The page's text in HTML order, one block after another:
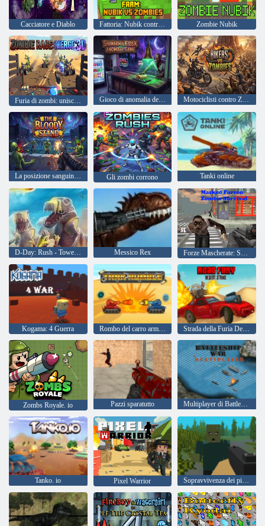
Cacciatore e Diablo Fattoria: Nubik contro gli zombi Zombie Nubik
Gioco di anomalia del chiosco Shawarma Motociclisti contro Zombies
La posizione sanguinaria Gli zombi corrono Tanki online
D-Day: Rush - Tower Defense Messico Rex Forze Mascherate: Sopravvivenza Zombie
Kogama: 4 Guerra Rombo del carro armato Strada della Furia Desert Strike
Zombs Royale. io Pazzi sparatutto Multiplayer di Battleship War
Tanko. io Pixel Warrior Sopravvivenza dei pixel